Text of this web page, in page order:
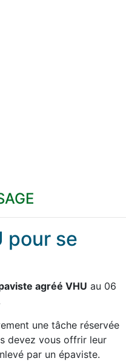
pour se
agréé VHU au 06
une tâche réservée
devez vous offrir leur
par un épaviste.